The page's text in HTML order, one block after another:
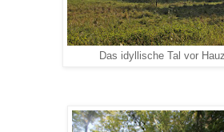
Das idyllische Tal vor